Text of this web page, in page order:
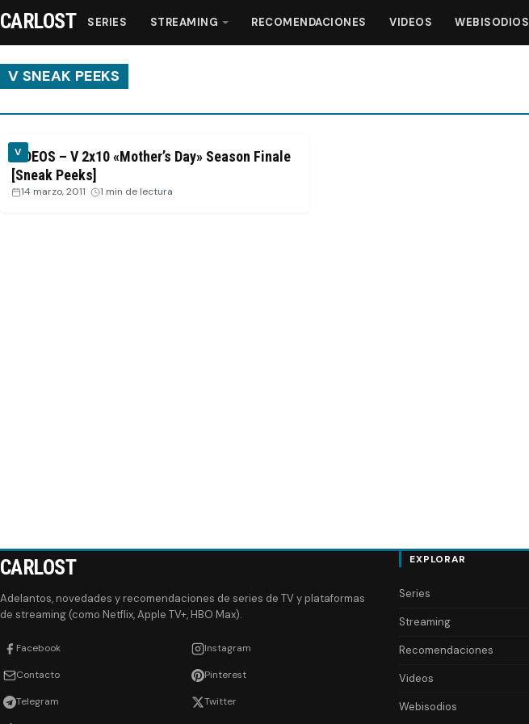
Streaming
CARLOST SERIES STREAMING RECOMENDACIONES VIDEOS WEBISODIOS
V SNEAK PEEKS
V
VIDEOS – V 2x10 «Mother’s Day» Season Finale
[Sneak Peeks]
14 marzo, 2011 1 min de lectura
CARLOST
Adelantos, novedades y recomendaciones de series de TV y plataformas
de streaming (como Netflix, Apple TV+, HBO Max).
Facebook Instagram
Contacto Pinterest
Telegram Twitter
EXPLORAR
Series
Streaming
Recomendaciones
Videos
Webisodios